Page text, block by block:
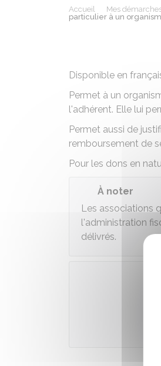
Accueil Mes
particulier à un
Disponible en
Permet à un
l'adhérent. Elle lui
Permet aussi de
remboursement de
Pour les dons en
À noter
Les associations
l'administration
délivrés.